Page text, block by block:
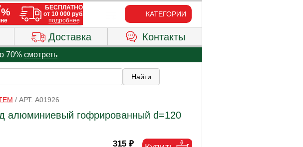
КАТЕГОРИИ
Доставка Контакты
70% смотреть
/ АРТ. A01926
алюминиевый гофрированный d=120
315 ₽